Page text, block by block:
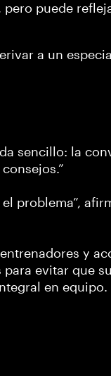
puede
a un
sencillo: la
problema”,
y
evitar que
en equipo.